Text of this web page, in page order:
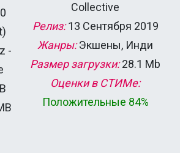
-
Collective
Релиз:13 Сентября 2019
Жанры:Экшены, Инди
Размер загрузки:28.1 Mb
Оценки в СТИМе:
Положительные 84%